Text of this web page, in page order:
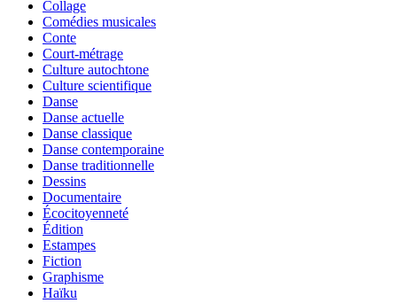
Collage
Comédies musicales
Conte
Court-métrage
Culture autochtone
Culture scientifique
Danse
Danse actuelle
Danse classique
Danse contemporaine
Danse traditionnelle
Dessins
Documentaire
Écocitoyenneté
Édition
Estampes
Fiction
Graphisme
Haïku